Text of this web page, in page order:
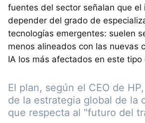
fuentes del sector señalan que el
depender del grado de
tecnologías emergentes: suelen
menos alineados con las nuevas
IA los más afectados en este tipo
El plan, según el CEO de
de la estrategia global de la
que respecta al "futuro del